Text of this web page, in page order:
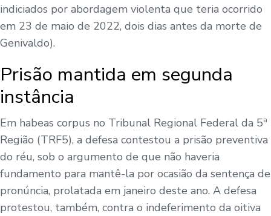
indiciados por abordagem violenta que teria ocorrido
em 23 de maio de 2022, dois dias antes da morte de
Genivaldo).
Prisão mantida em segunda
instância
Em habeas corpus no Tribunal Regional Federal da 5ª
Região (TRF5), a defesa contestou a prisão preventiva
do réu, sob o argumento de que não haveria
fundamento para mantê-la por ocasião da sentença de
pronúncia, prolatada em janeiro deste ano. A defesa
protestou, também, contra o indeferimento da oitiva